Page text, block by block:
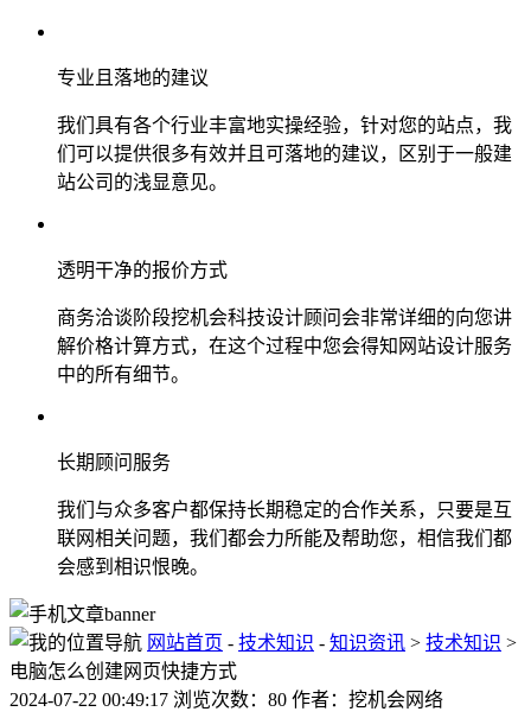
专业且落地的建议
我们具有各个行业丰富地实操经验，针对您的站点，我
们可以提供很多有效并且可落地的建议，区别于一般建
站公司的浅显意见。
透明干净的报价方式
商务洽谈阶段挖机会科技设计顾问会非常详细的向您讲
解价格计算方式，在这个过程中您会得知网站设计服务
中的所有细节。
长期顾问服务
我们与众多客户都保持长期稳定的合作关系，只要是互
联网相关问题，我们都会力所能及帮助您，相信我们都
会感到相识恨晚。
网站首页 - 技术知识 - 知识资讯 > 技术知识 >
电脑怎么创建网页快捷方式
2024-07-22 00:49:17 浏览次数：80 作者：挖机会网络